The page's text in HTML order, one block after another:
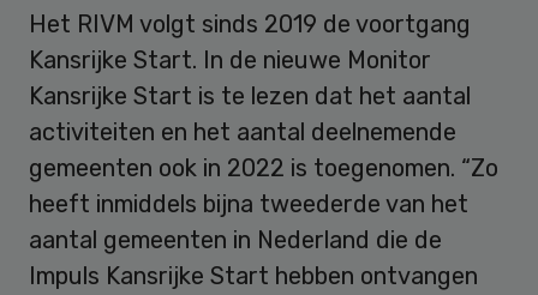
Het RIVM volgt sinds 2019 de voortgang
Kansrijke Start. In de nieuwe Monitor
Kansrijke Start is te lezen dat het aantal
activiteiten en het aantal deelnemende
gemeenten ook in 2022 is toegenomen. “Zo
heeft inmiddels bijna tweederde van het
aantal gemeenten in Nederland die de
Impuls Kansrijke Start hebben ontvangen